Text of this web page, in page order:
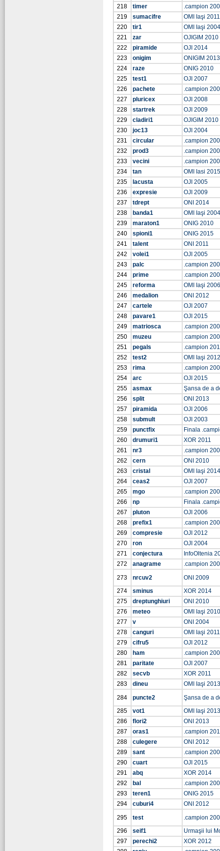
218
timer
.campion
219
sumacifre
OMI Iaşi 2011
220
tir1
OMI Iaşi 2004
221
zar
OJIGIM 2010
222
piramide
OJI 2014
223
onigim
ONIGIM 2013
224
raze
ONIG 2010
225
test1
OJI 2007
226
pachete
.campion
227
pluricex
OJI 2008
228
startrek
OJI 2009
229
cladiri1
OJIGIM 2010
230
joc13
OJI 2004
231
circular
.campion
232
prod3
.campion
233
vecini
.campion
234
tan
OMI Iasi 2015
235
lacusta
OJI 2005
236
expresie
OJI 2009
237
tdrept
ONI 2014
238
banda1
OMI Iaşi 2004
239
maraton1
ONIG 2010
240
spioni1
ONIG 2015
241
talent
ONI 2011
242
volei1
OJI 2005
243
palc
.campion
244
prime
.campion
245
reforma
OMI Iaşi 2006
246
medalion
ONI 2012
247
cartele
OJI 2007
248
pavare1
OJI 2015
249
matriosca
.campion
250
muzeu
.campion
251
pegals
.campion
252
test2
OMI Iaşi 2012
253
rima
.campion
254
arc
OJI 2015
255
asmax
Şansa de a
256
split
ONI 2013
257
piramida
OJI 2006
258
submult
OJI 2003
259
punctfix
Finala
260
drumuri1
XOR 2011
261
nr3
.campion
262
cern
ONI 2010
263
cristal
OMI Iaşi 2014
264
ceas2
OJI 2007
265
mgo
.campion
266
np
Finala
267
pluton
OJI 2006
268
prefix1
.campion
269
compresie
OJI 2012
270
ron
OJI 2004
271
conjectura
InfoOltenia
272
anagrame
.campion
273
nrcuv2
ONI 2009
274
sminus
XOR 2014
275
dreptunghiuri
ONI 2010
276
meteo
OMI Iaşi 2010
277
v
ONI 2004
278
canguri
OMI Iaşi 2011
279
cifru5
OJI 2012
280
ham
.campion
281
paritate
OJI 2007
282
secvb
XOR 2011
283
dineu
OMI Iaşi 2013
284
puncte2
Şansa de a
285
vot1
OMI Iaşi 2013
286
flori2
ONI 2013
287
oras1
.campion
288
culegere
ONI 2012
289
sant
.campion
290
cuart
OJI 2015
291
abq
XOR 2014
292
bal
.campion
293
teren1
ONIG 2015
294
cuburi4
ONI 2012
295
test
.campion
296
seif1
Urmaşii lui
297
perechi2
XOR 2012